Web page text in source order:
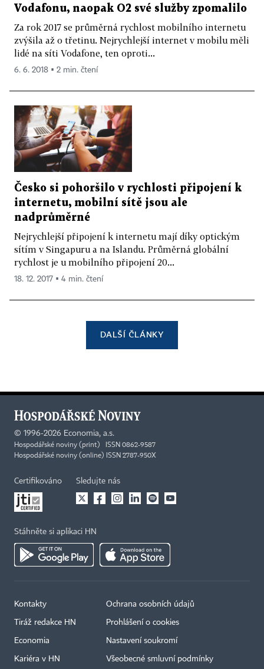
Vodafonu, naopak O2 své služby zpomalilo
Za rok 2017 se průměrná rychlost mobilního internetu
zvýšila až o třetinu. Nejrychlejší internet v mobilu měli
lidé na síti Vodafone, ten oproti...
6. 6. 2018 ▪ 2 min. čtení
Česko si pohoršilo v rychlosti připojení k
internetu, mobilní sítě jsou ale
nadprůměrné
Nejrychlejší připojení k internetu mají díky optickým
sítím v Singapuru a na Islandu. Průměrná globální
rychlost je u mobilního připojení 20...
18. 12. 2017 ▪ 4 min. čtení
DALŠÍ ČLÁNKY
© 1996-2026 Economia, a.s.
Hospodářské noviny (print) ISSN 0862-9587
Hospodářské noviny (online) ISSN 2787-950X
Certifikováno Sledujte nás
Stáhněte si aplikaci HN
Kontakty
Tiráž redakce HN
Economia
Kariéra v HN
Ochrana osobních údajů
Prohlášení o cookies
Nastavení soukromí
Všeobecné smluvní podmínky